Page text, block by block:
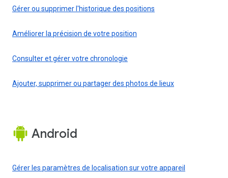
Gérer ou supprimer l'historique des positions
Améliorer la précision de votre position
Consulter et gérer votre chronologie
Ajouter, supprimer ou partager des photos de lieux
Android
Gérer les paramètres de localisation sur votre appareil